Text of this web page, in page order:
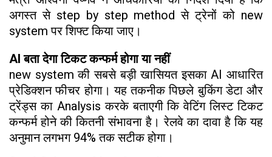
अगस्त से step by step method से ट्रेनों को new
system पर शिफ्ट किया जाए।
AI बता देगा टिकट कन्फर्म होगा या नहीं
new system की सबसे बड़ी खासियत इसका AI आधारित
प्रेडिक्शन फीचर होगा। यह तकनीक पिछले बुकिंग डेटा और
ट्रेंड्स का Analysis करके बताएगी कि वेटिंग लिस्ट टिकट
कन्फर्म होने की कितनी संभावना है। रेलवे का दावा है कि यह
अनुमान लगभग 94% तक सटीक होगा।